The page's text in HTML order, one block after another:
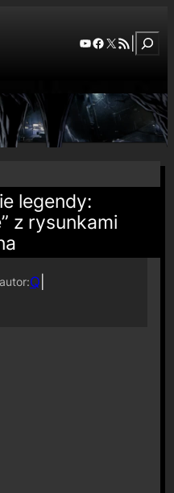
YouTube
Facebook
X RSS Feed
legendy:
z rysunkami
autor:Q